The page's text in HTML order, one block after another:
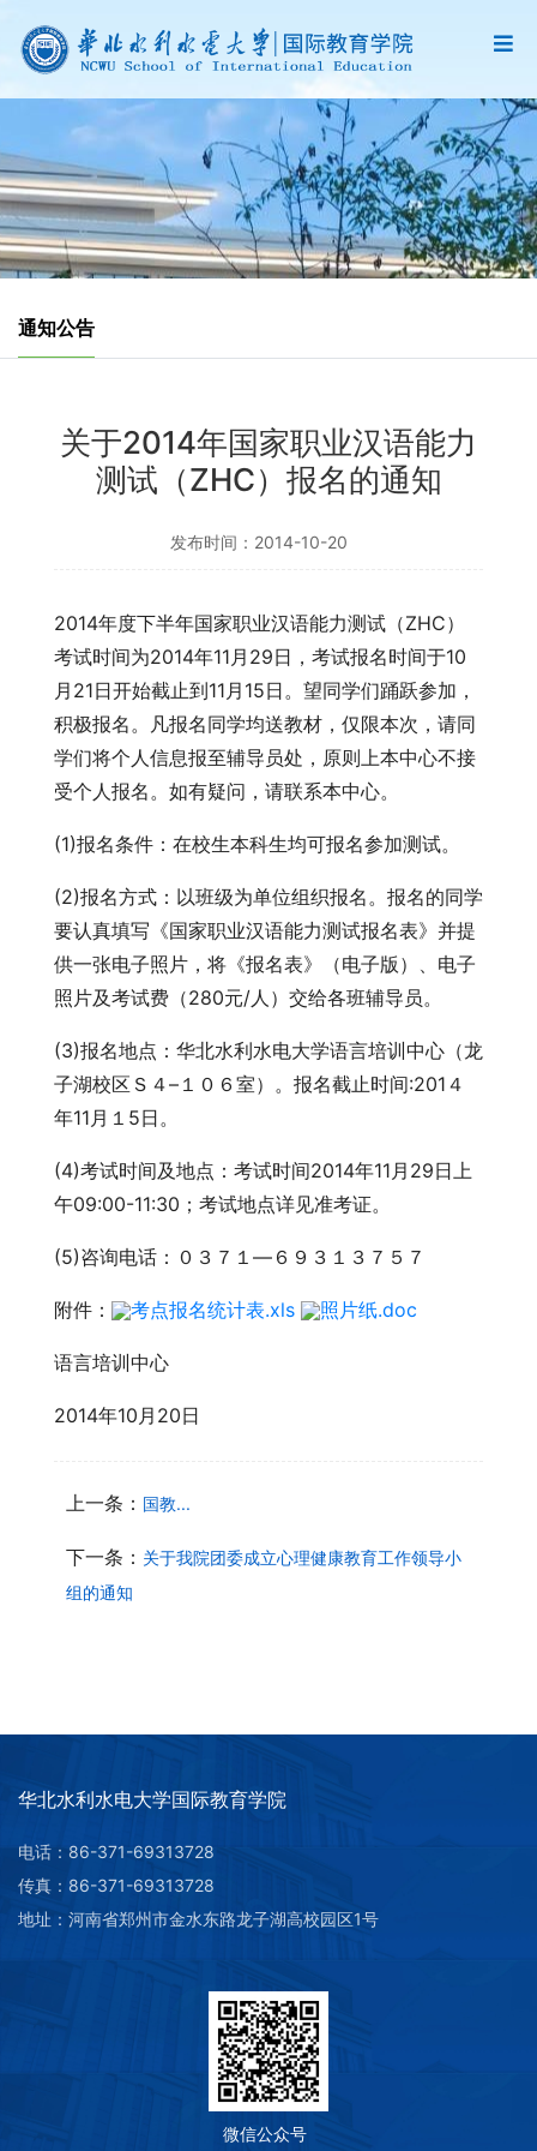
通知公告
关于2014年国家职业汉语能力
测试（ZHC）报名的通知
发布时间：2014-10-20
2014年度下半年国家职业汉语能力测试（ZHC）
考试时间为2014年11月29日，考试报名时间于10
月21日开始截止到11月15日。望同学们踊跃参加，
积极报名。凡报名同学均送教材，仅限本次，请同
学们将个人信息报至辅导员处，原则上本中心不接
受个人报名。如有疑问，请联系本中心。
(1)报名条件：在校生本科生均可报名参加测试。
(2)报名方式：以班级为单位组织报名。报名的同学
要认真填写《国家职业汉语能力测试报名表》并提
供一张电子照片，将《报名表》（电子版）、电子
照片及考试费（280元/人）交给各班辅导员。
(3)报名地点：华北水利水电大学语言培训中心（龙
子湖校区Ｓ４–１０６室）。报名截止时间:201４
年11月１5日。
(4)考试时间及地点：考试时间2014年11月29日上
午09:00-11:30；考试地点详见准考证。
(5)咨询电话：０３７１—６９３１３７５７
附件： 考点报名统计表.xls 照片纸.doc
语言培训中心
2014年10月20日
上一条： 国教...
下一条： 关于我院团委成立心理健康教育工作领导小
组的通知
华北水利水电大学国际教育学院
电话：86-371-69313728
传真：86-371-69313728
地址：河南省郑州市金水东路龙子湖高校园区1号
微信公众号